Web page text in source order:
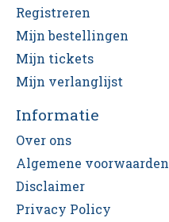
Registreren
Mijn bestellingen
Mijn tickets
Mijn verlanglijst
Informatie
Over ons
Algemene voorwaarden
Disclaimer
Privacy Policy